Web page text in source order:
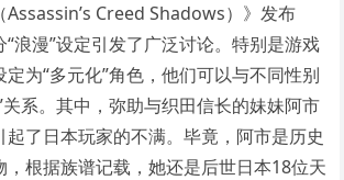
Assassin’s Creed Shadows）》发布
“浪漫”设定引发了广泛讨论。特别是游戏
为“多元化”角色，他们可以与不同性别
关系。其中，弥助与织田信长的妹妹阿市
起了日本玩家的不满。毕竟，阿市是历史
，根据族谱记载，她还是后世日本18位天